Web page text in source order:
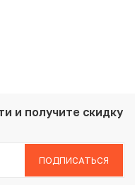
и получите скидку
ПОДПИСАТЬСЯ